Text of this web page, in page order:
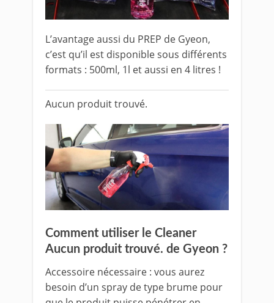
L’avantage aussi du PREP de Gyeon,
c’est qu’il est disponible sous différents
formats : 500ml, 1l et aussi en 4 litres !
Aucun produit trouvé.
Comment utiliser le Cleaner
Aucun produit trouvé. de Gyeon ?
Accessoire nécessaire : vous aurez
besoin d’un spray de type brume pour